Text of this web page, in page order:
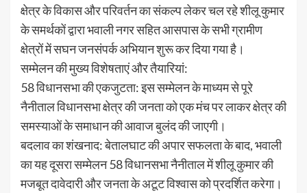
क्षेत्र के विकास और परिवर्तन का संकल्प लेकर चल रहे शीलू कुमार
के समर्थकों द्वारा भवाली नगर सहित आसपास के सभी ग्रामीण
क्षेत्रों में सघन जनसंपर्क अभियान शुरू कर दिया गया है।
​सम्मेलन की मुख्य विशेषताएं और तैयारियां:
​58 विधानसभा की एकजुटता: इस सम्मेलन के माध्यम से पूरे
नैनीताल विधानसभा क्षेत्र की जनता को एक मंच पर लाकर क्षेत्र की
समस्याओं के समाधान की आवाज बुलंद की जाएगी।
​बदलाव का शंखनाद: बेतालघाट की अपार सफलता के बाद, भवाली
का यह दूसरा सम्मेलन 58 विधानसभा नैनीताल में शीलू कुमार की
मजबूत दावेदारी और जनता के अटूट विश्वास को प्रदर्शित करेगा।